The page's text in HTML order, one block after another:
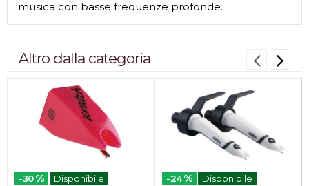
musica con basse frequenze profonde.
Altro dalla categoria
-30 % Disponibile -24 % Disponibile